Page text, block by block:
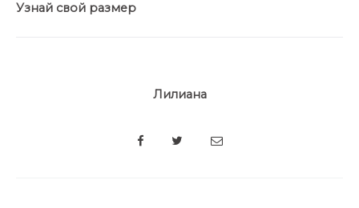
Узнай свой размер
Лилиана
SHARE